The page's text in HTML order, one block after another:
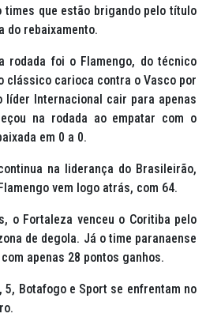
times que estão brigando pelo título
do rebaixamento.
rodada foi o Flamengo, do técnico
clássico carioca contra o Vasco por
líder Internacional cair para apenas
na rodada ao empatar com o
em 0 a 0.
na liderança do Brasileirão,
vem logo atrás, com 64.
o Fortaleza venceu o Coritiba pelo
de degola. Já o time paranaense
apenas 28 pontos ganhos.
Botafogo e Sport se enfrentam no